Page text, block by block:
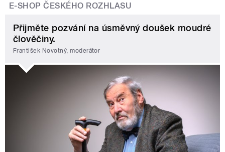
E-SHOP ČESKÉHO ROZHLASU
Přijměte pozvání na úsměvný doušek moudré
člověčiny.
František Novotný, moderátor